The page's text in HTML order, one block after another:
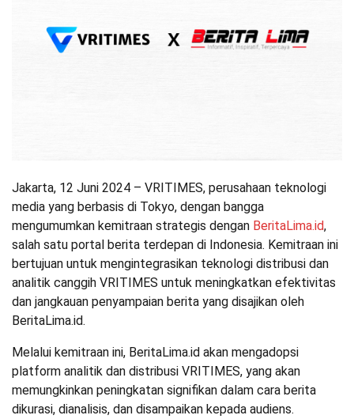
Jakarta, 12 Juni 2024 – VRITIMES, perusahaan teknologi
media yang berbasis di Tokyo, dengan bangga
mengumumkan kemitraan strategis dengan BeritaLima.id,
salah satu portal berita terdepan di Indonesia. Kemitraan ini
bertujuan untuk mengintegrasikan teknologi distribusi dan
analitik canggih VRITIMES untuk meningkatkan efektivitas
dan jangkauan penyampaian berita yang disajikan oleh
BeritaLima.id.
Melalui kemitraan ini, BeritaLima.id akan mengadopsi
platform analitik dan distribusi VRITIMES, yang akan
memungkinkan peningkatan signifikan dalam cara berita
dikurasi, dianalisis, dan disampaikan kepada audiens.